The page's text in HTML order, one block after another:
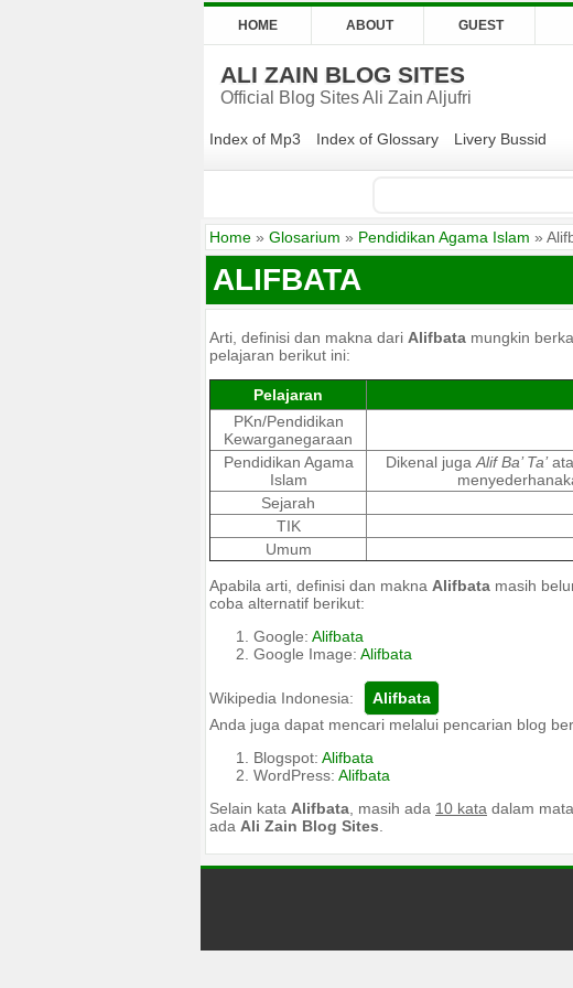
HOME ABOUT GUEST
ALI ZAIN BLOG SITES
Official Blog Sites Ali Zain Aljufri
Index of Mp3 Index of Glossary Livery Bussid
Home » Glosarium » Pendidikan Agama Islam »
ALIFBATA
Arti, definisi dan makna dari Alifbata mungkin
pelajaran berikut ini:
Pelajaran
PKn/Pendidikan
Kewarganegaraan
Pendidikan Agama
Islam
Dikenal juga Alif Ba’ Ta’
Sejarah
TIK
Umum
Apabila arti, definisi dan makna Alifbata masih
coba alternatif berikut:
Google: Alifbata
Google Image: Alifbata
Wikipedia Indonesia:
Anda juga dapat mencari melalui pencarian blog
Blogspot: Alifbata
WordPress: Alifbata
Selain kata Alifbata , masih ada 10 kata dalam
ada Ali Zain Blog Sites